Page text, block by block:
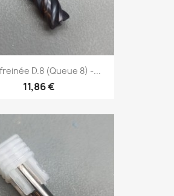
D.8 (Queue 8) -...
11,86 €